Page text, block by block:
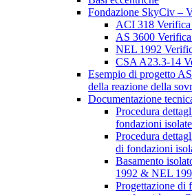
Fondazione SkyCiv –
ACI 318 Verifica
AS 3600
NEL 1992
CSA A23.3-14
Esempio di progetto
della reazione della
Documentazione
Procedura
fondazioni
Procedura
di fondazioni
Basamento
1992 & NEL
Progettazione di